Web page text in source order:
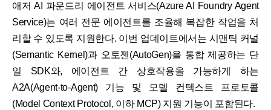
애저 AI 파운드리 에이전트 서비스(Azure AI Foundry Agent
Service)는 여러 전문 에이전트를 조율해 복잡한 작업을 처
리할 수 있도록 지원한다. 이번 업데이트에서는 시맨틱 커널
(Semantic Kernel)과 오토젠(AutoGen)을 통합 제공하는 단
일 SDK와, 에이전트 간 상호작용을 가능하게 하는
A2A(Agent-to-Agent) 기능 및 모델 컨텍스트 프로토콜
(Model Context Protocol, 이하 MCP) 지원 기능이 포함된다.